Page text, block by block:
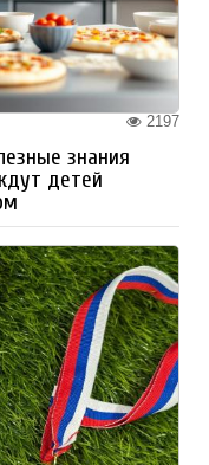
2197
знания
детей